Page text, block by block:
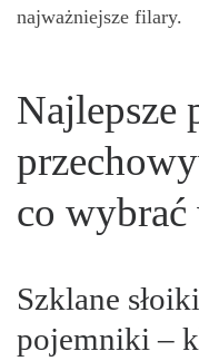
najważniejsze filary.
Najlepsze
co wybrać
Szklane
pojemniki –